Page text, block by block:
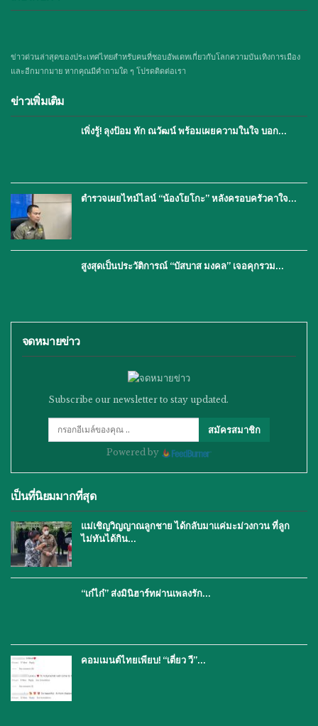
ข่าวด่วนล่าสุดของประเทศไทยสำหรับคนที่ชอบอัพเดทเกี่ยวกับโลกความบันเทิงการเมือง
และอีกมากมาย หากคุณมีคำถามใด ๆ โปรดติดต่อเรา
ข่าวเพิ่มเติม
เพิ่งรู้! ลุงป้อม ทัก ณวัฒน์ พร้อมเผยความในใจ บอก…
ตำรวจเผยไทม์ไลน์ “น้องโยโกะ” หลังครอบครัวคาใจ…
สูงสุดเป็นประวัติการณ์ “บัสบาส มงคล” เจอคุกรวม…
จดหมายข่าว
Subscribe our newsletter to stay updated.
สมัครสมาชิก
Powered by
เป็นที่นิยมมากที่สุด
แม่เชิญวิญญาณลูกชาย ได้กลับมาแค่มะม่วงกวน ที่ลูก
ไม่ทันได้กิน…
“เก๋ไก๋” ส่งมินิฮาร์ทผ่านเพลงรัก…
คอมเมนต์ไทยเพียบ! “เตี่ยว วี”…